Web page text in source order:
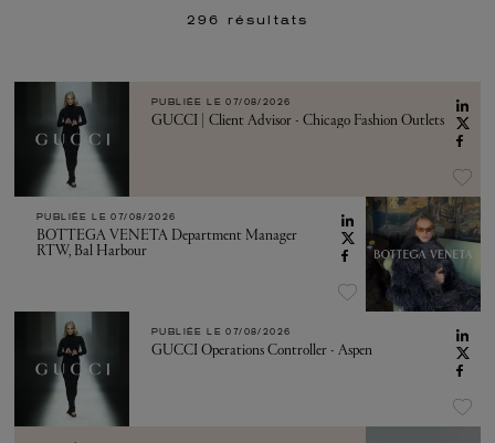
296 résultats
PUBLIÉE LE 07/08/2026
GUCCI | Client Advisor - Chicago Fashion Outlets
PUBLIÉE LE 07/08/2026
BOTTEGA VENETA Department Manager
RTW, Bal Harbour
PUBLIÉE LE 07/08/2026
GUCCI Operations Controller - Aspen